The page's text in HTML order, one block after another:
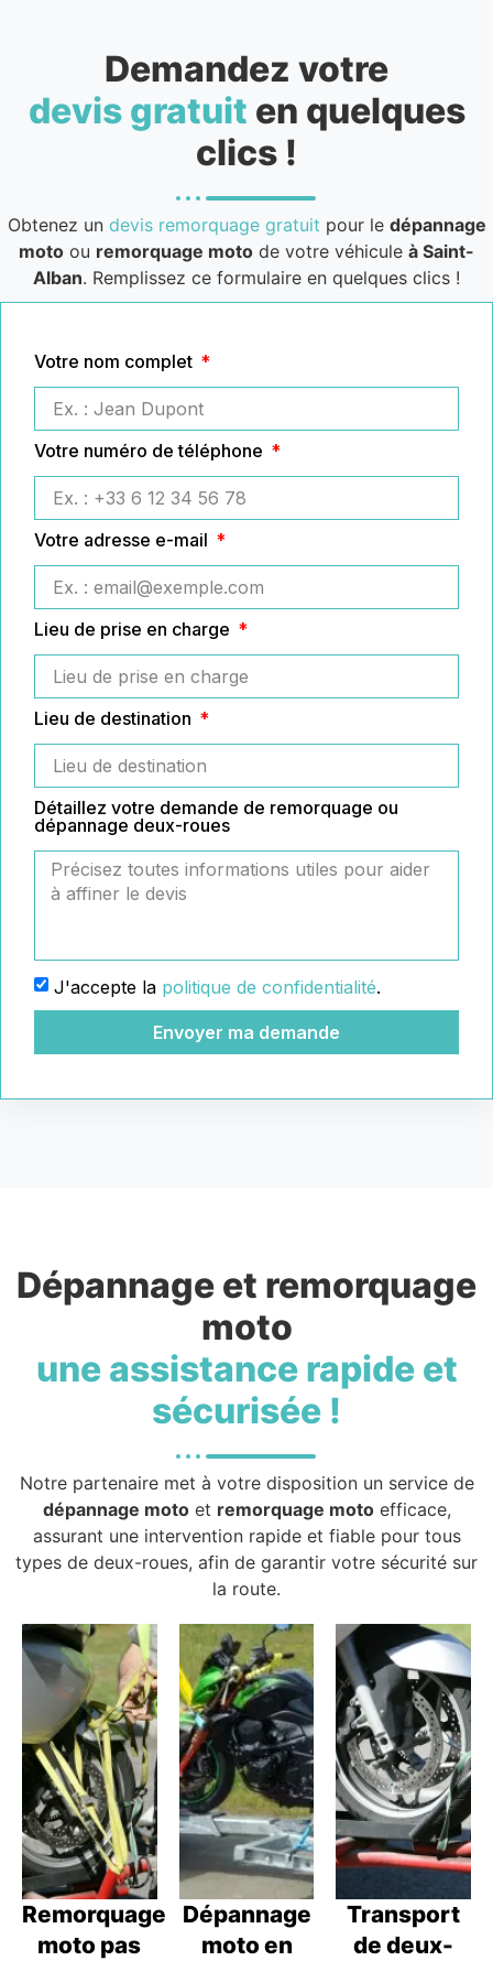
Demandez votre
devis gratuit en quelques
clics !
Obtenez un devis remorquage gratuit pour le dépannage
moto ou remorquage moto de votre véhicule à Saint-
Alban. Remplissez ce formulaire en quelques clics !
Votre nom complet
Votre numéro de téléphone
Votre adresse e-mail
Lieu de prise en charge
Lieu de destination
Détaillez votre demande de remorquage ou
dépannage deux-roues
J'accepte la politique de confidentialité.
Envoyer ma demande
Dépannage et remorquage
moto
une assistance rapide et
sécurisée !
Notre partenaire met à votre disposition un service de
dépannage motoet remorquage motoefficace,
assurant une intervention rapide et fiable pour tous
types de deux-roues, afin de garantir votre sécurité sur
la route.
Remorquage
moto pas
Dépannage
moto en
Transport
de deux-